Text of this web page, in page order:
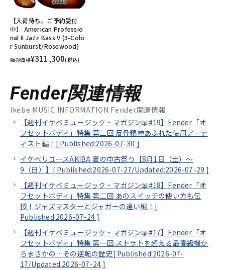
【入荷待ち、ご予約受付
中】 American Professio
nal II Jazz Bass V (3-Colo
r Sunburst/Rosewood)
販売価格¥311,300(税込)
Fender関連情報
Ikebe MUSIC INFORMATION Fender関連情報
【週刊イケベミュージック・マガジン📖#19】Fender「オ
フセットボディ」特集 第三回 反骨精神あふれた使用アーテ
ィスト編！[ Published:2026-07-30 ]
イケベリユースAKIBA 夏の中古祭り【8月1日（土）～
9（日）】[ Published:2026-07-27/Updated:2026-07-29 ]
【週刊イケベミュージック・マガジン📖#18】Fender「オ
フセットボディ」特集 第二回 あのスイッチの使い方も伝
授！ジャズマスターとジャガーの違い編！[
Published:2026-07-24 ]
【週刊イケベミュージック・マガジン📖#17】Fender「オ
フセットボディ」特集 第一回 ストラトを超える最高級機か
らまさかの…その逆転の歴史[ Published:2026-07-
17/Updated:2026-07-24 ]